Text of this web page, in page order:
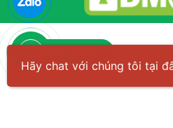
Hãy chat với chúng tôi tại